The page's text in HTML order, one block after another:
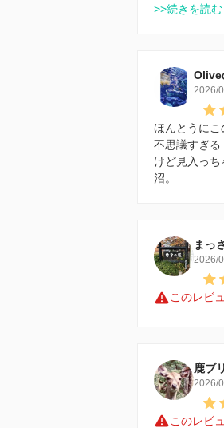
>>続きを読む
Olive
2026/
ほんとうにこ
不思議すぎる
けど見入っち
沼。
まっ
2026/
このレビ
鹿ブ
2026/
このレビ